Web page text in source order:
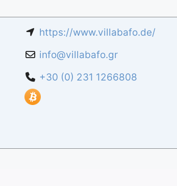
https://www.villabafo.de/
info@villabafo.gr
+30 (0) 231 1266808